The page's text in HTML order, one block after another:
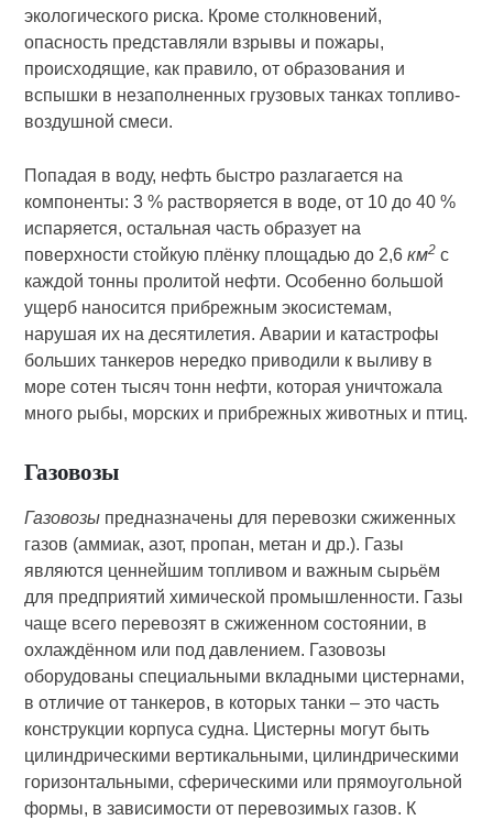
экологического риска. Кроме столкновений,
опасность представляли взрывы и пожары,
происходящие, как правило, от образования и
вспышки в незаполненных грузовых танках топливо-
воздушной смеси.
Попадая в воду, нефть быстро разлагается на
компоненты: 3 % растворяется в воде, от 10 до 40 %
испаряется, остальная часть образует на
поверхности стойкую плёнку площадью до 2,6км2 с
каждой тонны пролитой нефти. Особенно большой
ущерб наносится прибрежным экосистемам,
нарушая их на десятилетия. Аварии и катастрофы
больших танкеров нередко приводили к выливу в
море сотен тысяч тонн нефти, которая уничтожала
много рыбы, морских и прибрежных животных и птиц.
Газовозы
Газовозы предназначены для перевозки сжиженных
газов (аммиак, азот, пропан, метан и др.). Газы
являются ценнейшим топливом и важным сырьём
для предприятий химической промышленности. Газы
чаще всего перевозят в сжиженном состоянии, в
охлаждённом или под давлением. Газовозы
оборудованы специальными вкладными цистернами,
в отличие от танкеров, в которых танки – это часть
конструкции корпуса судна. Цистерны могут быть
цилиндрическими вертикальными, цилиндрическими
горизонтальными, сферическими или прямоугольной
формы, в зависимости от перевозимых газов. К